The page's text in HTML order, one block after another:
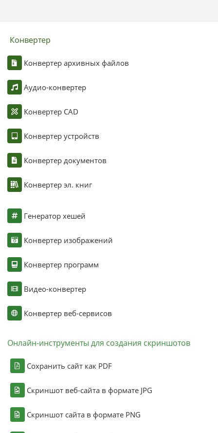
Конвертер
Конвертер архивных файлов
Аудио-конвертер
Конвертер CAD
Конвертер устройств
Конвертер документов
Конвертер эл. книг
Генератор хешей
Конвертер изображений
Конвертер программ
Видео-конвертер
Конвертер веб-сервисов
Онлайн-инструменты для создания скриншотов
Сохранить сайт как PDF
Скриншот веб-сайта в формате JPG
Скриншот сайта в формате PNG